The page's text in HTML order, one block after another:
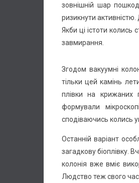
зовнішній шар
ризикнути
Якби ці істоти колись
завмирання.
Згодом вакуумні
тільки цей камінь
плівки на крижаних
формували
сподіваючись колись
Останній варіант
загадкову біоплівку.
колонія вже вміє
Людство теж свого